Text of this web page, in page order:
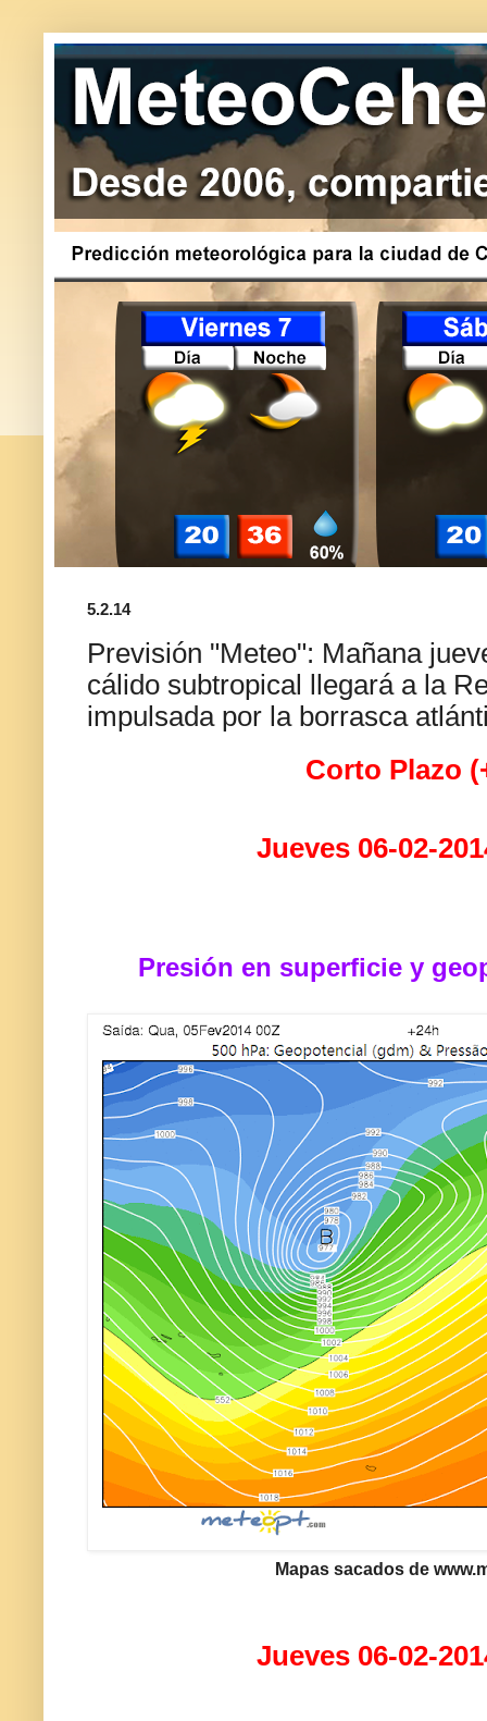
5.2.14
Previsión "Meteo": Mañana
cálido subtropical llegará a la
impulsada por la borrasca
Corto Plazo
Jueves 06-02-
Presión en superficie y
Mapas sacados de
Jueves 06-02-